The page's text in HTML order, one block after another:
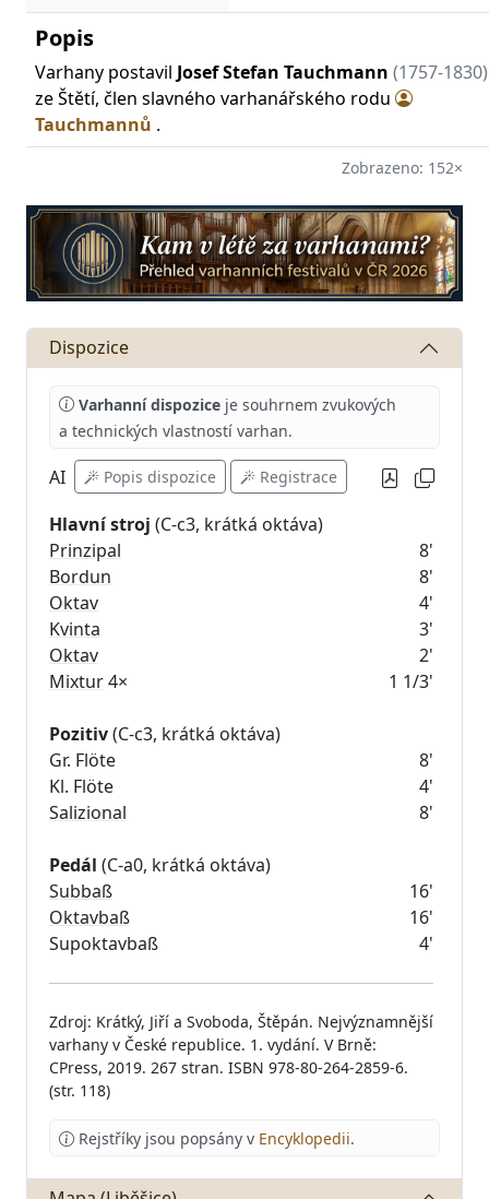
Popis
Varhany postavil Josef Stefan Tauchmann (1757-1830)
ze Štětí, člen slavného varhanářského rodu
Tauchmannů .
Zobrazeno: 152×
Dispozice
Varhanní dispozice je souhrnem zvukových
a technických vlastností varhan.
AI Popis dispozice Registrace
Hlavní stroj
Prinzipal
8'
Bordun
8'
Oktav
4'
Kvinta
3'
Oktav
2'
Mixtur4× 1 1/3'
Pozitiv(C-c3, krátká oktáva)
Gr. Flöte
8'
Kl. Flöte
4'
Salizional
8'
Pedál
Subbaß
16'
Oktavbaß
16'
Supoktavbaß
4'
Zdroj: Krátký, Jiří a Svoboda, Štěpán. Nejvýznamnější
varhany v České republice. 1. vydání. V Brně:
CPress, 2019. 267 stran. ISBN 978-80-264-2859-6.
(str. 118)
Rejstříky jsou popsány v Encyklopedii.